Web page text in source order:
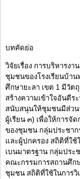
บทคัดย่อ
วิจัยเรื่อง การบริหารงา
ชุมชนของโรงเรียนบ้า
ศึกษายะลา เขต 1 มีวัต
สร้างความเข้าใจอันดีร
สนับสนุนให้ชุมชนมีส่ว
ผู้เรียน ๓) เพื่อให้การจั
ของชุมชน กลุ่มประชา
และผู้ปกครอง สถิติที่ใช้
เบนมาตรฐาน กลุ่มประ
คณะกรรมการสถานศึก
ชุมชน สถิติที่ใช้ในการวิ